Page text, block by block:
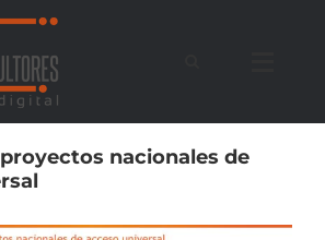
nacionales de